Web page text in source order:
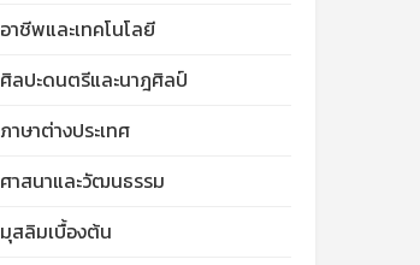
อาชีพและเทคโนโลยี
ศิลปะดนตรีและนาฎศิลป์
ภาษาต่างประเทศ
ศาสนาและวัฒนธรรม
มุสลิมเบื้องต้น